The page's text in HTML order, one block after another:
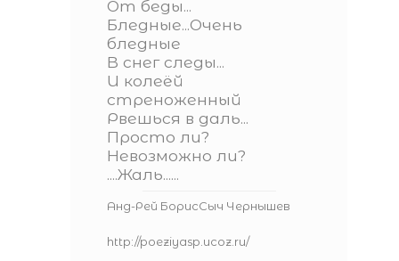
От беды...
Бледные...Очень
бледные
В снег следы...
И колеёй
стреноженный
Рвешься в даль...
Просто ли?
Невозможно ли?
....Жаль......
Анд-Рей БорисСыч Чернышев
http://poeziyasp.ucoz.ru/